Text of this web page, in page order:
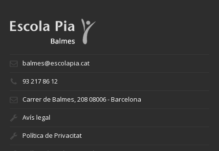
balmes@escolapia.cat
93 217 86 12
Carrer de Balmes, 208 08006 - Barcelona
Avís legal
Política de Privacitat